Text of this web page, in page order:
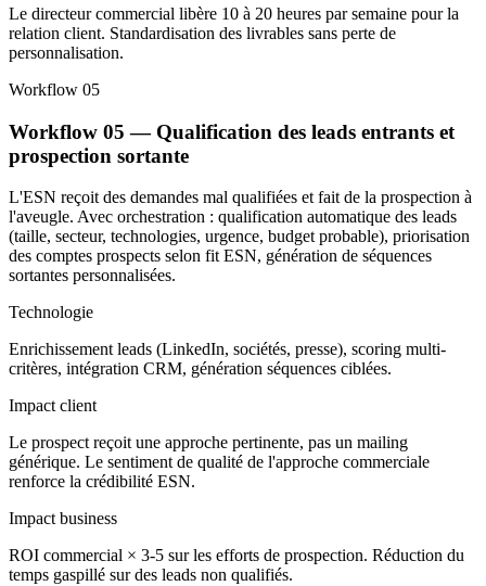
Le directeur commercial libère 10 à 20 heures par semaine pour la
relation client. Standardisation des livrables sans perte de
personnalisation.
Workflow 05
Workflow 05 — Qualification des leads entrants et
prospection sortante
L'ESN reçoit des demandes mal qualifiées et fait de la prospection à
l'aveugle. Avec orchestration : qualification automatique des leads
(taille, secteur, technologies, urgence, budget probable), priorisation
des comptes prospects selon fit ESN, génération de séquences
sortantes personnalisées.
Technologie
Enrichissement leads (LinkedIn, sociétés, presse), scoring multi-
critères, intégration CRM, génération séquences ciblées.
Impact client
Le prospect reçoit une approche pertinente, pas un mailing
générique. Le sentiment de qualité de l'approche commerciale
renforce la crédibilité ESN.
Impact business
ROI commercial × 3-5 sur les efforts de prospection. Réduction du
temps gaspillé sur des leads non qualifiés.